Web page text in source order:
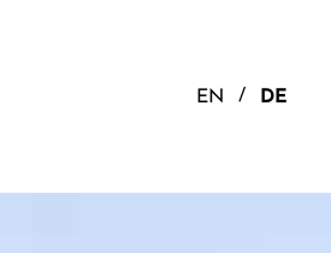
EN DE